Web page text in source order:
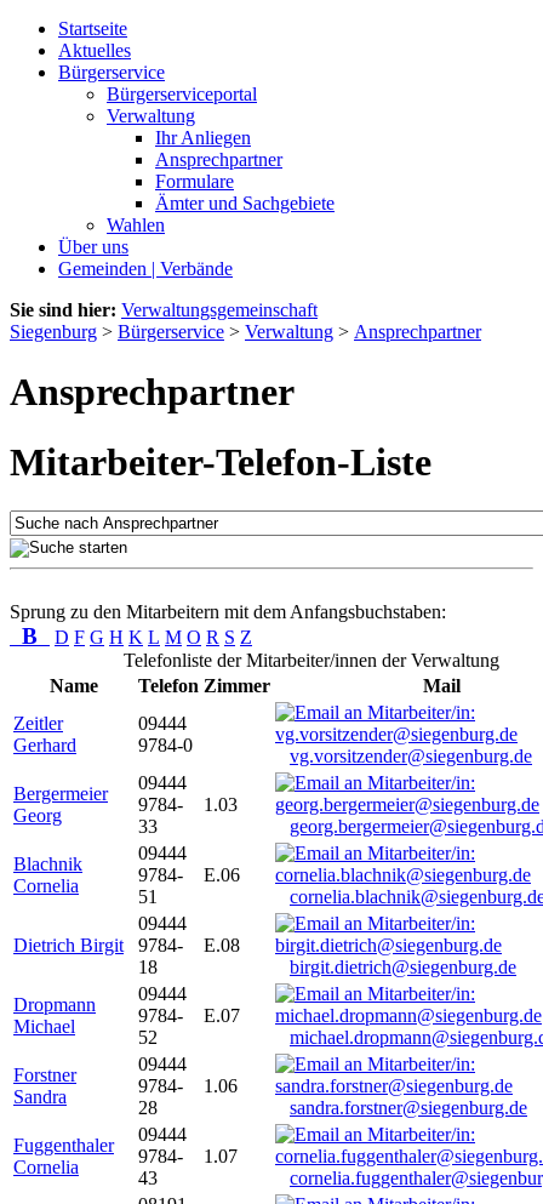
Startseite
Aktuelles
Bürgerservice
Bürgerserviceportal
Verwaltung
Ihr Anliegen
Ansprechpartner
Formulare
Ämter und Sachgebiete
Wahlen
Über uns
Gemeinden | Verbände
Sie sind hier: Verwaltungsgemeinschaft
Siegenburg > Bürgerservice > Verwaltung > Ansprechpartner
Ansprechpartner
Mitarbeiter-Telefon-Liste
Sprung zu den Mitarbeitern mit dem Anfangsbuchstaben:
B D F G H K L M O R S Z
Telefonliste der Mitarbeiter/innen der Verwaltung
Name
Telefon Zimmer
Mail
Zeitler
Gerhard
09444
9784-0
vg.vorsitzender@siegenburg.de
Bergermeier
Georg
09444
9784-
33
1.03
Blachnik
Cornelia
09444
9784-
51
E.06
Dietrich Birgit
09444
9784-
18
E.08
birgit.dietrich@siegenburg.de
Dropmann
Michael
09444
9784-
52
E.07
Forstner
Sandra
09444
9784-
28
1.06
sandra.forstner@siegenburg.de
Fuggenthaler
Cornelia
09444
9784-
43
1.07